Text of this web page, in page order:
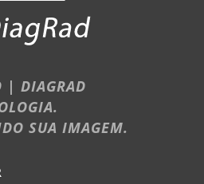
| DIAGRAD
SUA IMAGEM.